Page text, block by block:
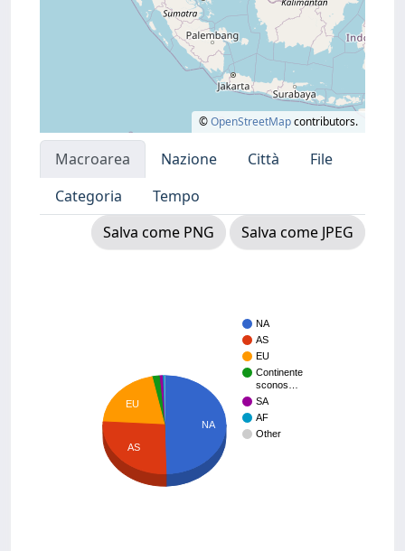
©OpenStreetMapcontributors.
Macroarea Nazione Città
File
Categoria
Tempo
Salva come PNG
Salva come JPEG
NA
AS
EU
Continente
sconos…
SA
AF
Other
NA
EU
AS